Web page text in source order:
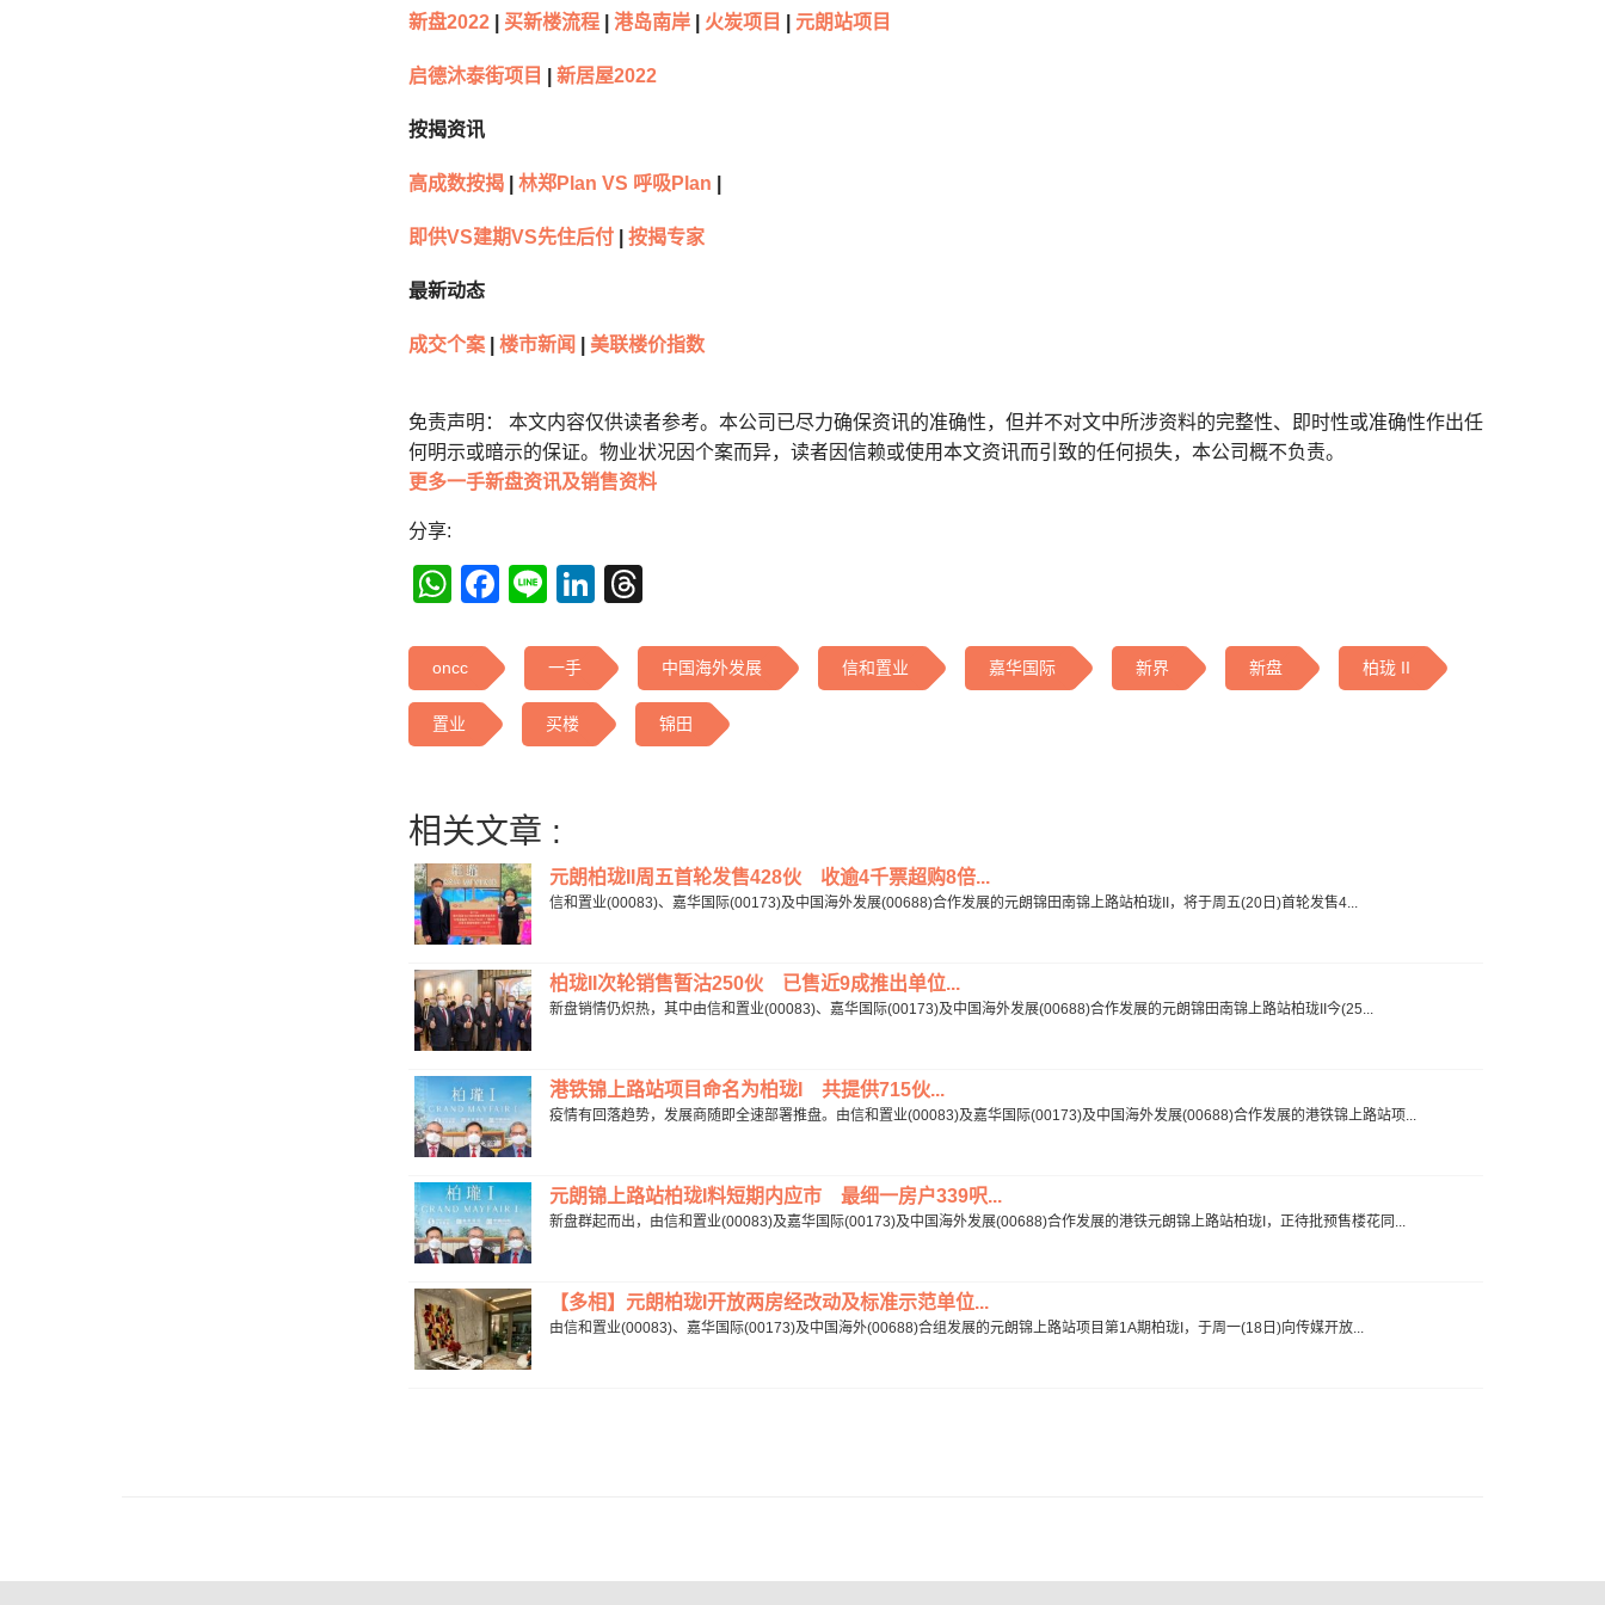
新盘2022 买新楼流程 港岛南岸 火炭项目 元朗站项目
启德沐泰街项目 新居屋2022
按揭资讯
高成数按揭 林郑Plan VS 呼吸Plan
即供VS建期VS先住后付 按揭专家
最新动态
成交个案 楼市新闻 美联楼价指数
免责声明： 本文内容仅供读者参考。本公司已尽力确保资讯的准确性，但并不对文中所涉资料的完整性、即时性或准确性作出任
何明示或暗示的保证。物业状况因个案而异，读者因信赖或使用本文资讯而引致的任何损失，本公司概不负责。
更多一手新盘资讯及销售资料
分享:
WhatsApp
Facebook
LineLinkedIn
oncc 一手 中国海外发展 信和置业 嘉华国际 新界 新盘 柏珑 II
置业 买楼 锦田
相关文章 :
元朗柏珑II周五首轮发售428伙 收逾4千票超购8倍...
信和置业(00083)、嘉华国际(00173)及中国海外发展(00688)合作发展的元朗锦田南锦上路站柏珑II，将于周五(20日)首轮发售4...
柏珑II次轮销售暂沽250伙 已售近9成推出单位...
新盘销情仍炽热，其中由信和置业(00083)、嘉华国际(00173)及中国海外发展(00688)合作发展的元朗锦田南锦上路站柏珑II今(25...
港铁锦上路站项目命名为柏珑I 共提供715伙...
疫情有回落趋势，发展商随即全速部署推盘。由信和置业(00083)及嘉华国际(00173)及中国海外发展(00688)合作发展的港铁锦上路站项...
元朗锦上路站柏珑I料短期内应市 最细一房户339呎...
新盘群起而出，由信和置业(00083)及嘉华国际(00173)及中国海外发展(00688)合作发展的港铁元朗锦上路站柏珑I，正待批预售楼花同...
【多相】元朗柏珑I开放两房经改动及标准示范单位...
由信和置业(00083)、嘉华国际(00173)及中国海外(00688)合组发展的元朗锦上路站项目第1A期柏珑I，于周一(18日)向传媒开放...